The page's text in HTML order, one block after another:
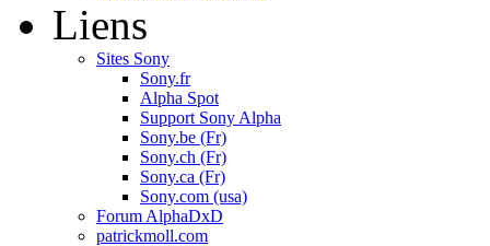
Liens
Sites Sony
Sony.fr
Alpha Spot
Support Sony Alpha
Sony.be (Fr)
Sony.ch (Fr)
Sony.ca (Fr)
Sony.com (usa)
Forum AlphaDxD
patrickmoll.com